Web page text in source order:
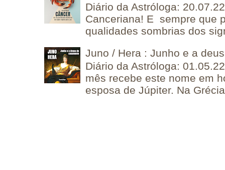
Diário da Astróloga:
Canceriana! E sempre que
qualidades sombrias dos
Juno / Hera : Junho e a
Diário da Astróloga:
mês recebe este nome em
esposa de Júpiter. Na